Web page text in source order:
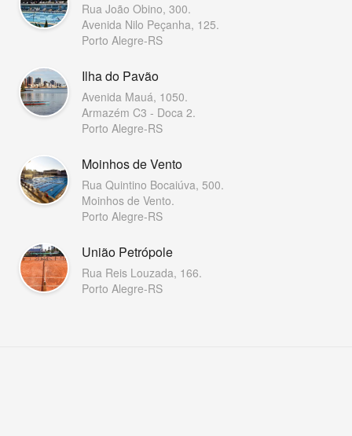
Rua João Obino, 300.
Avenida Nilo Peçanha, 125.
Porto Alegre-RS
Ilha do Pavão
Avenida Mauá, 1050.
Armazém C3 - Doca 2.
Porto Alegre-RS
Moinhos de Vento
Rua Quintino Bocaiúva, 500.
Moinhos de Vento.
Porto Alegre-RS
União Petrópole
Rua Reis Louzada, 166.
Porto Alegre-RS